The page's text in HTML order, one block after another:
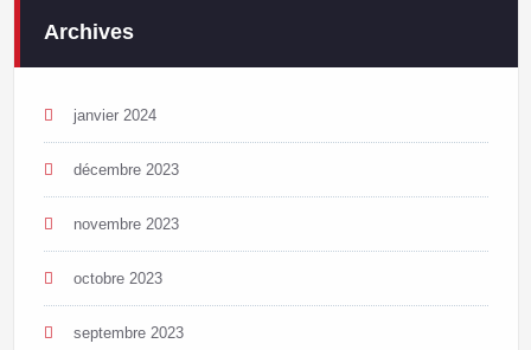
Archives
janvier 2024
décembre 2023
novembre 2023
octobre 2023
septembre 2023